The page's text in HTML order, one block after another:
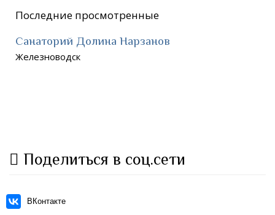
Последние просмотренные
Санаторий Долина Нарзанов
Железноводск
Поделиться в соц.сети
ВКонтакте